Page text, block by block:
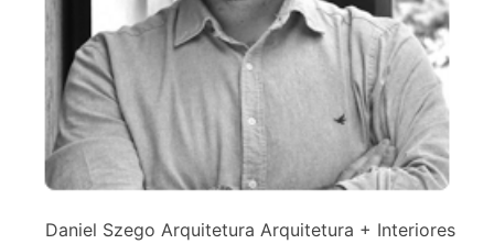
Daniel Szego Arquitetura Arquitetura + Interiores